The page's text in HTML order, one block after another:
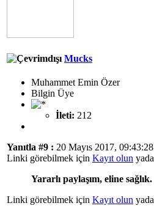
Mucks
Muhammet Emin Özer
Bilgin Üye
İleti: 212
Yanıtla #9 : 20 Mayıs 2017, 09:43:28
Linki görebilmek için Kayıt olun yada
Yararlı paylaşım, eline sağlık.
Linki görebilmek için Kayıt olun yada